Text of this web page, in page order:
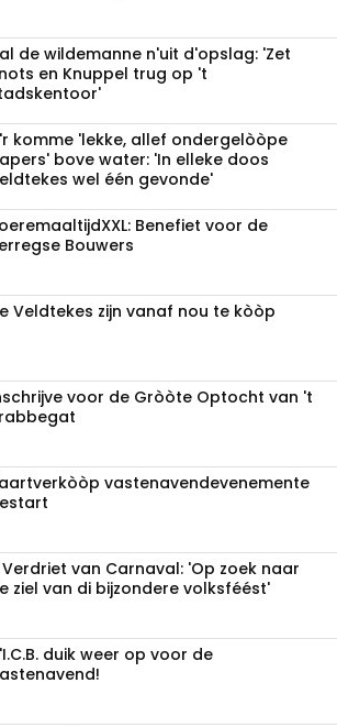
de wildemanne n'uit d'opslag: 'Zet
en Knuppel trug op 't
komme 'lekke, allef ondergelòòpe
bove water: 'In elleke doos
wel één gevonde'
Benefiet voor de
Bouwers
Veldtekes zijn vanaf nou te kòòp
voor de Gròòte Optocht van 't
vastenavendevenemente
van Carnaval: 'Op zoek naar
ziel van di bijzondere volksféést'
duik weer op voor de